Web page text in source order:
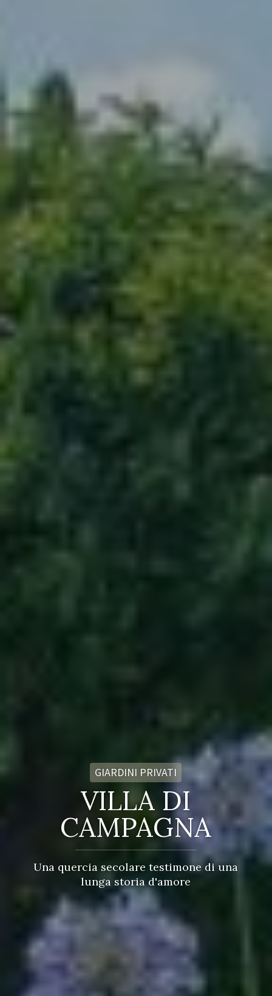
GIARDINI PRIVATI
VILLA DI
CAMPAGNA
Una quercia secolare testimone di una
lunga storia d'amore